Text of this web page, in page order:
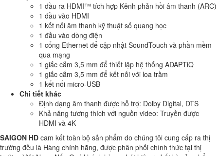
1 đầu ra HDMI™ tích hợp Kênh phản hồi âm thanh (ARC)
1 đầu vào HDMI
1 kết nối âm thanh kỹ thuật số quang học
1 đầu vào dòng điện
1 cổng Ethernet để cập nhật SoundTouch và phần mềm
qua mạng
1 giắc cắm 3,5 mm để thiết lập hệ thống ADAPTiQ
1 giắc cắm 3,5 mm để kết nối với loa trầm
1 kết nối micro-USB
Chi tiết khác
Định dạng âm thanh được hỗ trợ: Dolby Digital, DTS
Khả năng tương thích với nguồn video: Truyền được
HDMI và 4K
SAIGON HD cam kết toàn bộ sản phẩm do chúng tôi cung cấp ra thị
trường đều là Hàng chính hãng, được phân phối chính thức tại thị